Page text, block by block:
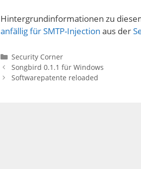
Hintergrundinformationen zu
anfällig für SMTP-Injection aus der
Kategorien
Security Corner
Songbird 0.1.1 für Windows
Softwarepatente reloaded